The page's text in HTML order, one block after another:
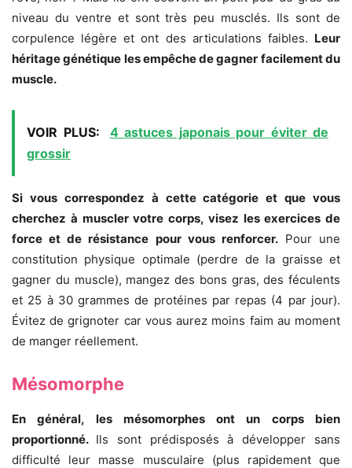
niveau du ventre et sont très peu musclés. Ils sont de
corpulence légère et ont des articulations faibles. Leur
héritage génétique les empêche de gagner facilement du
muscle.
VOIR PLUS:
4 astuces japonais pour éviter de
grossir
Si vous correspondez à cette catégorie et que vous
cherchez à muscler votre corps, visez les exercices de
force et de résistance pour vous renforcer.Pour une
constitution physique optimale (perdre de la graisse et
gagner du muscle), mangez des bons gras, des féculents
et 25 à 30 grammes de protéines par repas (4 par jour).
Évitez de grignoter car vous aurez moins faim au moment
de manger réellement.
Mésomorphe
En général, les mésomorphes ont un corps bien
proportionné. Ils sont prédisposés à développer sans
difficulté leur masse musculaire (plus rapidement que